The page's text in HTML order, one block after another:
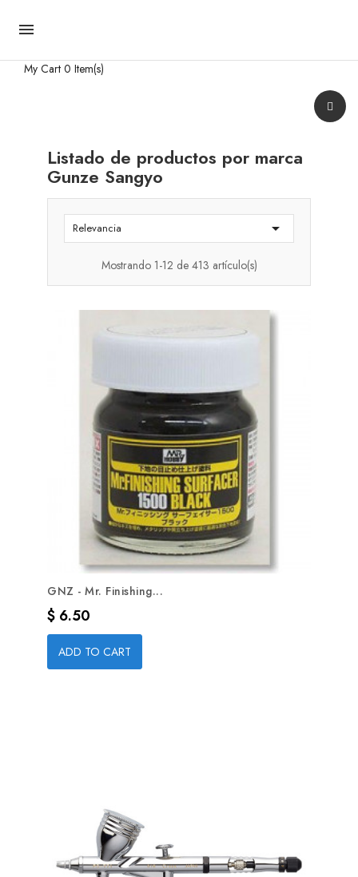

My Cart 0 Item(s)
Listado de productos por marca
Gunze Sangyo
Relevancia 
Mostrando 1-12 de 413 artículo(s)
GNZ - Mr. Finishing...
Precio
$ 6.50
ADD TO CART